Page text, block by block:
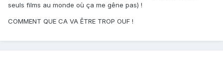
seuls films au monde où ça me gêne pas) !
COMMENT QUE CA VA ÊTRE TROP OUF !